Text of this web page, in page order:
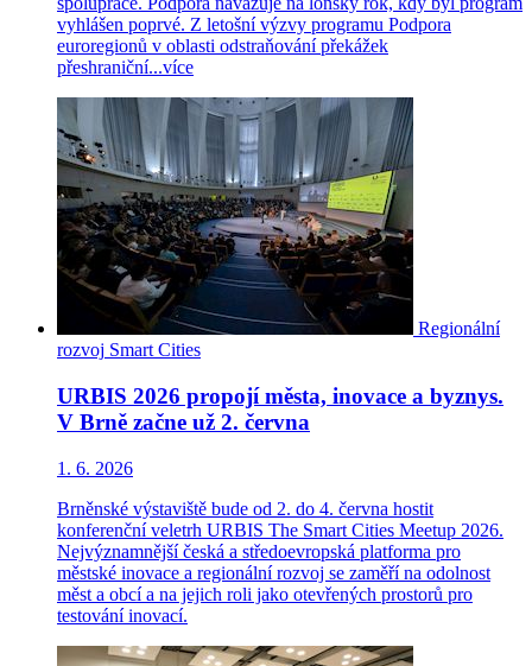
vyhlášen poprvé. Z letošní výzvy programu Podpora
euroregionů v oblasti odstraňování překážek
přeshraniční...více
Regionální
rozvoj Smart Cities
URBIS 2026 propojí města, inovace a byznys.
V Brně začne už 2. června
1. 6. 2026
Brněnské výstaviště bude od 2. do 4. června hostit
konferenční veletrh URBIS The Smart Cities Meetup 2026.
Nejvýznamnější česká a středoevropská platforma pro
městské inovace a regionální rozvoj se zaměří na odolnost
měst a obcí a na jejich roli jako otevřených prostorů pro
testování inovací.